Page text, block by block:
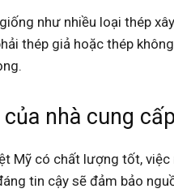
như nhiều loại thép
thép giả hoặc thép
của nhà cung
Mỹ có chất lượng tốt,
tin cậy sẽ đảm bảo